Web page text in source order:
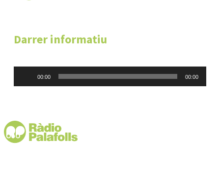
Darrer informatiu
00:00 00:00